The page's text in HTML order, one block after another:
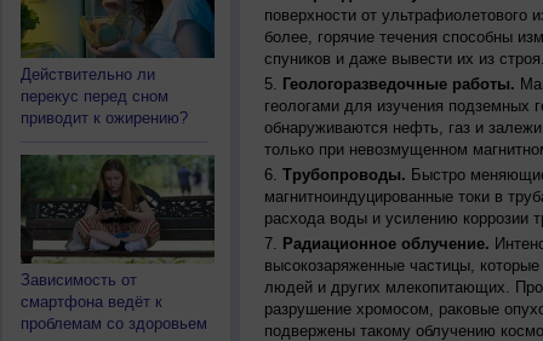
Действительно ли
перекус перед сном
приводит к ожирению?
Зависимость от
смартфона ведёт к
проблемам со здоровьем
поверхности от ультрафиолетового
более, горячие течения способны
спуников и даже вывести их из
Геологоразведочные работы.
геологами для изучения подземных
обнаруживаются нефть, газ и
только при невозмущенном
Трубопроводы. Быстро
магнитноиндуцированные токи в
расхода воды и усилению коррозии
Радиационное облучение.
высокозаряженные частицы,
людей и других млекопитающих.
разрушение хромосом, раковые
подвержены такому облучению